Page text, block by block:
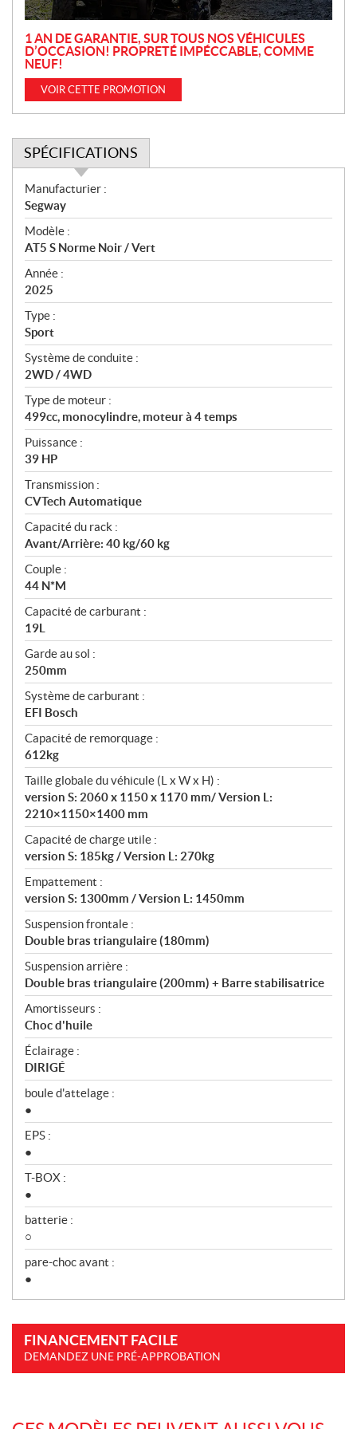
1 AN DE GARANTIE, SUR TOUS NOS VÉHICULES
D’OCCASION! PROPRETÉ IMPÉCCABLE, COMME
NEUF!
VOIR CETTE PROMOTION
SPÉCIFICATIONS
S
p
é
c
i
f
i
c
a
t
i
o
n
s
Manufacturier :
Segway
Modèle :
AT5 S Norme Noir / Vert
Année :
2025
Type :
Sport
Système de conduite :
2WD / 4WD
Type de moteur :
499cc, monocylindre, moteur à 4 temps
Puissance :
39 HP
Transmission :
CVTech Automatique
Capacité du rack :
Avant/Arrière: 40 kg/60 kg
Couple :
44 N*M
Capacité de carburant :
19L
Garde au sol :
250mm
Système de carburant :
EFI Bosch
Capacité de remorquage :
612kg
Taille globale du véhicule (L x W x H) :
version S: 2060 x 1150 x 1170 mm/ Version L:
2210×1150×1400 mm
Capacité de charge utile :
version S: 185kg / Version L: 270kg
Empattement :
version S: 1300mm / Version L: 1450mm
Suspension frontale :
Double bras triangulaire (180mm)
Suspension arrière :
Double bras triangulaire (200mm) + Barre stabilisatrice
Amortisseurs :
Choc d'huile
Éclairage :
DIRIGÉ
boule d'attelage :
●
EPS :
●
T-BOX :
●
batterie :
○
pare-choc avant :
●
FINANCEMENT FACILE
DEMANDEZ UNE PRÉ-APPROBATION